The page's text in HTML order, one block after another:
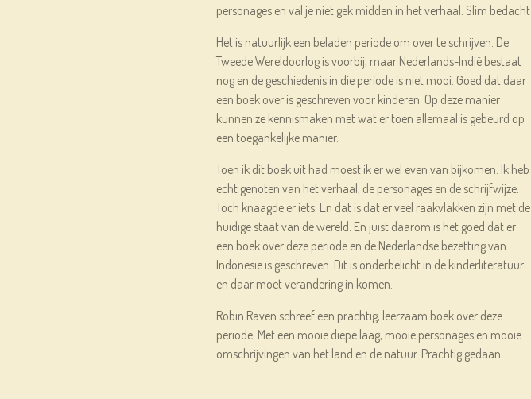
personages en val je niet gek midden in het verhaal. Slim bedacht.
Het is natuurlijk een beladen periode om over te schrijven. De
Tweede Wereldoorlog is voorbij, maar Nederlands-Indië bestaat
nog en de geschiedenis in die periode is niet mooi. Goed dat daar
een boek over is geschreven voor kinderen. Op deze manier
kunnen ze kennismaken met wat er toen allemaal is gebeurd op
een toegankelijke manier.
Toen ik dit boek uit had moest ik er wel even van bijkomen. Ik heb
echt genoten van het verhaal, de personages en de schrijfwijze.
Toch knaagde er iets. En dat is dat er veel raakvlakken zijn met de
huidige staat van de wereld. En juist daarom is het goed dat er
een boek over deze periode en de Nederlandse bezetting van
Indonesië is geschreven. Dit is onderbelicht in de kinderliteratuur
en daar moet verandering in komen.
Robin Raven schreef een prachtig, leerzaam boek over deze
periode. Met een mooie diepe laag, mooie personages en mooie
omschrijvingen van het land en de natuur. Prachtig gedaan.